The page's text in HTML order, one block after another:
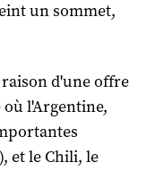
un sommet,
d'une offre
l'Argentine,
et le Chili, le